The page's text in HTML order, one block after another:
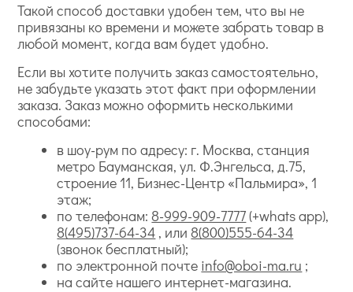
Такой способ доставки удобен тем, что вы не
привязаны ко времени и можете забрать товар в
любой момент, когда вам будет удобно.
Если вы хотите получить заказ самостоятельно,
не забудьте указать этот факт при оформлении
заказа. Заказ можно оформить несколькими
способами:
в шоу-рум по адресу: г. Москва, станция
метро Бауманская, ул. Ф.Энгельса, д.75,
строение 11, Бизнес-Центр «Пальмира», 1
этаж;
по телефонам: 8-999-909-7777(+whats app),
8(495)737-64-34 , или 8(800)555-64-34
(звонок бесплатный);
по электронной почте info@oboi-ma.ru ;
на сайте нашего интернет-магазина.